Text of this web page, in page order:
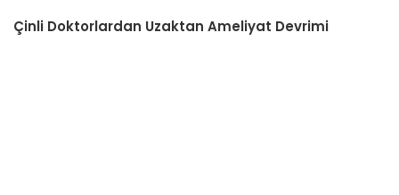
Çinli Doktorlardan Uzaktan Ameliyat Devrimi